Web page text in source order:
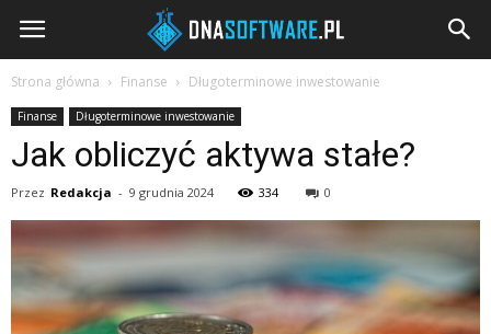
DNAsoftware.pl
Strona główna Finanse Długoterminowe inwestowanie
Finanse Długoterminowe inwestowanie
Jak obliczyć aktywa stałe?
Przez Redakcja - 9 grudnia 2024 334 0